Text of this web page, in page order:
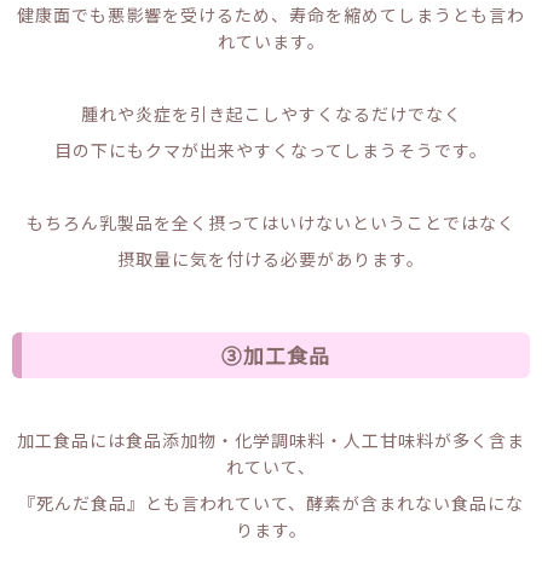
健康面でも悪影響を受けるため、寿命を縮めてしまうとも言わ
れています。
腫れや炎症を引き起こしやすくなるだけでなく
目の下にもクマが出来やすくなってしまうそうです。
もちろん乳製品を全く摂ってはいけないということではなく
摂取量に気を付ける必要があります。
③加工食品
加工食品には食品添加物・化学調味料・人工甘味料が多く含ま
れていて、
『死んだ食品』とも言われていて、酵素が含まれない食品にな
ります。